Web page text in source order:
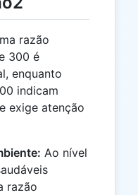
razão
300 é
enquanto
indicam
exige atenção
Ao nível
razão